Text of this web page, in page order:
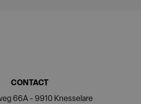
CONTACT
66A - 9910 Knesselare